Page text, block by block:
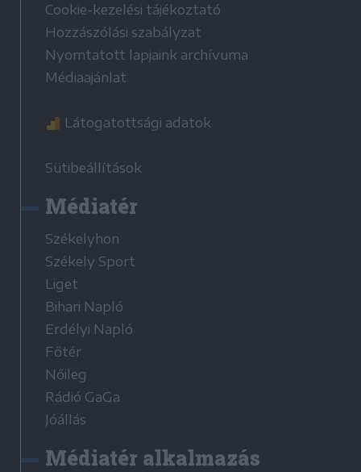
Cookie-kezelési tájékoztató
Hozzászólási szabályzat
Nyomtatott lapjaink archívuma
Médiaajánlat
Látogatottsági adatok
Sütibeállítások
Médiatér
Székelyhon
Székely Sport
Liget
Bihari Napló
Erdélyi Napló
Főtér
Nőileg
Rádió GaGa
Jóállás
Médiatér alkalmazás